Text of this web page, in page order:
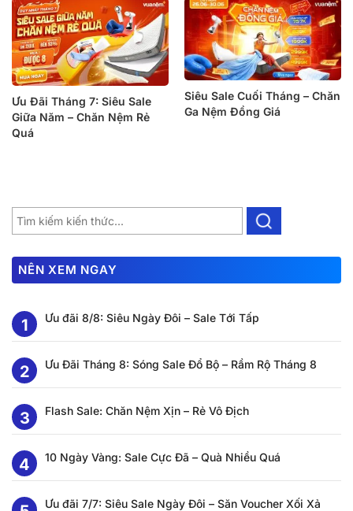
Ưu Đãi Tháng 7: Siêu Sale
Giữa Năm – Chăn Nệm Rẻ
Quá
Siêu Sale Cuối Tháng – Chăn
Ga Nệm Đồng Giá
NÊN XEM NGAY
Ưu đãi 8/8: Siêu Ngày Đôi – Sale Tới Tấp
Ưu Đãi Tháng 8: Sóng Sale Đổ Bộ – Rầm Rộ Tháng 8
Flash Sale: Chăn Nệm Xịn – Rẻ Vô Địch
10 Ngày Vàng: Sale Cực Đã – Quà Nhiều Quá
Ưu đãi 7/7: Siêu Sale Ngày Đôi – Săn Voucher Xối Xả